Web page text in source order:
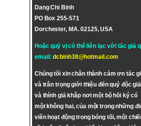
Dang Chi Binh
PO Box 255-571
Dorchester, MA. 02125, USA
Hoặc quý vị có thể liên lạc với tác giả
email:dcbinh38@hotmail.com
Chúng tôi xin chân thành cám ơn tác
và trân trọng giới thiệu đến quý độc giả
và thính giả khắp nơi một bộ hồi ký có
một không hai, của một trong những
viên hoạt động trong bóng tối, một